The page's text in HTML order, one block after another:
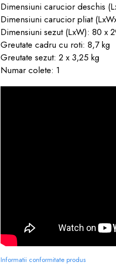
Dimensiuni carucior deschis
Dimensiuni carucior pliat
Dimensiuni sezut (LxW): 80 x
Greutate cadru cu roti: 8,7 kg
Greutate sezut: 2 x 3,25 kg
Numar colete: 1
Informatii conformitate produs